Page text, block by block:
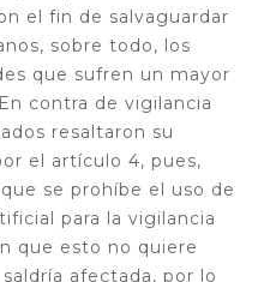
el fin de salvaguardar
sobre todo, los
que sufren un mayor
contra de vigilancia
resaltaron su
el artículo 4, pues,
se prohíbe el uso de
para la vigilancia
que esto no quiere
afectada, por lo